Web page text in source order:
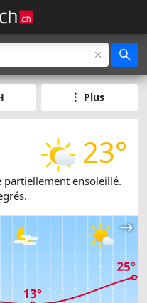
Plus
23°
partiellement ensoleillé.